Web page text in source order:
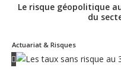
Le risque géopolitique
du
Actuariat & Risques